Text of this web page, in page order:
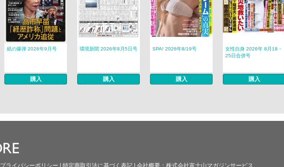
紙の爆弾 2026年9月号
購入
環境新聞 2026年8月5日号
購入
SPA! 2026年8/19号
購入
女性自身 2026年 8月18・
25日合併号
購入